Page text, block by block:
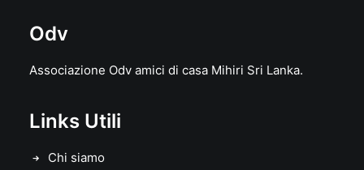
Odv
Associazione Odv amici di casa Mihiri Sri Lanka.
Links Utili
Chi siamo